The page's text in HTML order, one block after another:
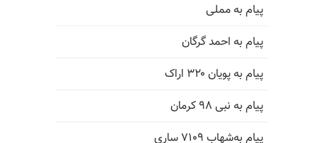
پیام به مملی
پیام به احمد گرگان
پیام به پویان ۳۲۰ اراک
پیام به نبی ۹۸ کرمان
پیام به‌شهاب ۷۱۰۹ ساری